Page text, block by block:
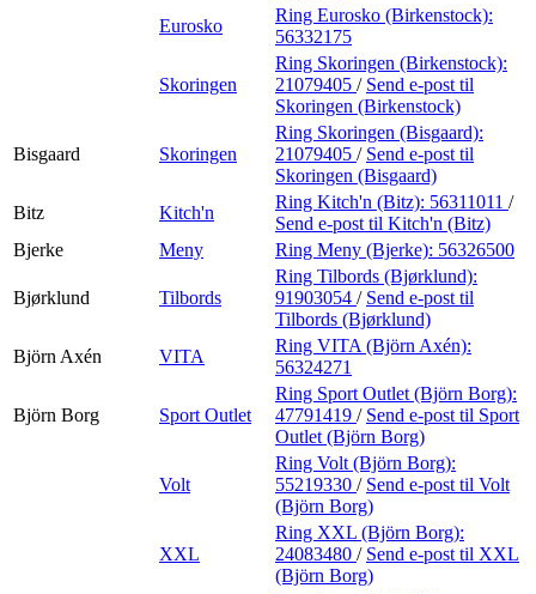
Eurosko
Ring Eurosko (Birkenstock):
56332175
Skoringen
Ring Skoringen (Birkenstock):
21079405 / Send e-post til
Skoringen (Birkenstock)
Bisgaard Skoringen
Ring Skoringen (Bisgaard):
21079405 / Send e-post til
Skoringen (Bisgaard)
Bitz
Kitch'n
Ring Kitch'n (Bitz): 56311011 /
Send e-post til Kitch'n (Bitz)
Bjerke
Meny Ring Meny (Bjerke): 56326500
Bjørklund Tilbords
Ring Tilbords (Bjørklund):
91903054 / Send e-post til
Tilbords (Bjørklund)
Björn Axén
VITA
Ring VITA (Björn Axén):
56324271
Björn Borg Sport Outlet
Ring Sport Outlet (Björn Borg):
47791419 / Send e-post til Sport
Outlet (Björn Borg)
Volt
Ring Volt (Björn Borg):
55219330 / Send e-post til Volt
(Björn Borg)
XXL
Ring XXL (Björn Borg):
24083480 / Send e-post til XXL
(Björn Borg)